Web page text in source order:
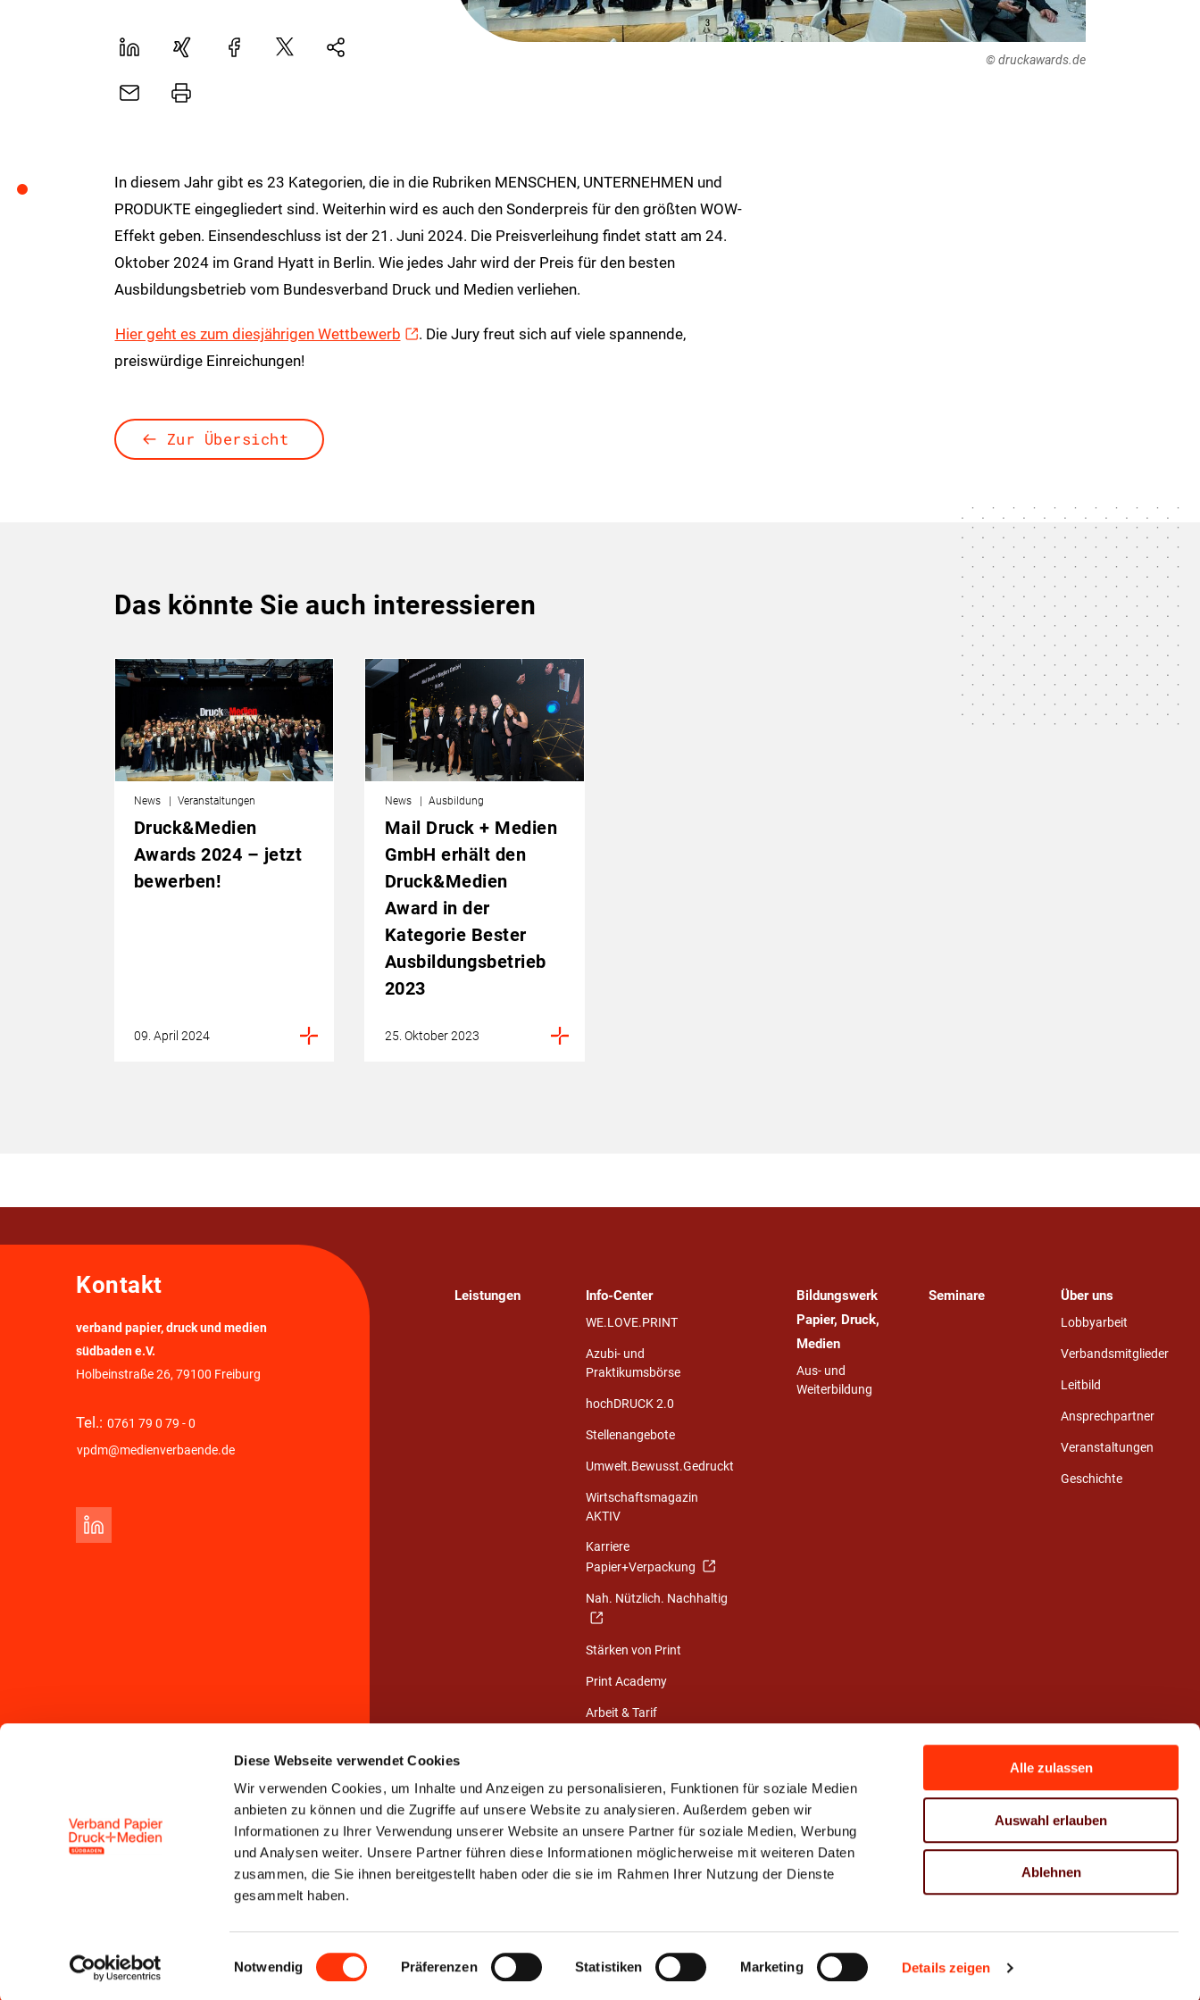
Diese Webseite verwendet Cookies
Wir verwenden Cookies, um Inhalte und Anzeigen zu personalisieren, Funktionen für soziale Medien
anbieten zu können und die Zugriffe auf unsere Website zu analysieren. Außerdem geben wir
Informationen zu Ihrer Verwendung unserer Website an unsere Partner für soziale Medien, Werbung
und Analysen weiter. Unsere Partner führen diese Informationen möglicherweise mit weiteren Daten
zusammen, die Sie ihnen bereitgestellt haben oder die sie im Rahmen Ihrer Nutzung der Dienste
gesammelt haben.
Einwilligungsauswahl
Notwendig Präferenzen Statistiken Marketing Details zeigen
Alle zulassen
Auswahl erlauben
Ablehnen
LinekdInXing FacebookPlattformNatives
E-
Drucker
© druckawards.de
In diesem Jahr gibt es 23 Kategorien, die in die Rubriken MENSCHEN, UNTERNEHMEN und
PRODUKTE eingegliedert sind. Weiterhin wird es auch den Sonderpreis für den größten WOW-
Effekt geben. Einsendeschluss ist der 21. Juni 2024. Die Preisverleihung findet statt am 24.
Oktober 2024 im Grand Hyatt in Berlin. Wie jedes Jahr wird der Preis für den besten
Ausbildungsbetrieb vom Bundesverband Druck und Medien verliehen.
Hier geht es zum diesjährigen Wettbewerb
. Die Jury freut sich auf viele spannende,
preiswürdige Einreichungen!
Zur Übersicht
Das könnte Sie auch interessieren
News Veranstaltungen
Druck&Medien
Awards 2024 – jetzt
bewerben!
09. April 2024
News Ausbildung
Mail Druck + Medien
GmbH erhält den
Druck&Medien
Award in der
Kategorie Bester
Ausbildungsbetrieb
2023
25. Oktober 2023
Kontakt
verband papier, druck und medien
südbaden e.V.
Holbeinstraße 26, 79100 Freiburg
Tel.: 0761 79 0 79 - 0
vpdm@medienverbaende.de
Leistungen Info-Center
WE.LOVE.PRINT
Azubi- und
Praktikumsbörse
hochDRUCK 2.0
Stellenangebote
Umwelt.Bewusst.Gedruckt
Wirtschaftsmagazin
AKTIV
Karriere
Papier+Verpackung
Nah. Nützlich. Nachhaltig
Stärken von Print
Print Academy
Arbeit & Tarif
Mitgliederinformationen
NUTZEN
Branchenportal
Bildungswerk
Papier, Druck,
Medien
Aus- und
Weiterbildung
Seminare Über uns
Lobbyarbeit
Verbandsmitglieder
Leitbild
Ansprechpartner
Veranstaltungen
Geschichte
Kontakt Impressum Datenschutz Sitemap